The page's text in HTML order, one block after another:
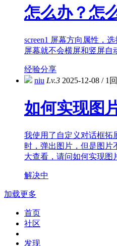
怎么办？怎
screen1 屏幕方向属性，
屏幕就不会横屏和竖屏自
经验分享
niu Lv.3 2025-12-08 /1
如何实现图
我使用了自定义对话框拓
时，弹出图片，但是图片
大查看，请问如何实现图
解决中
加载更多
首页
社区
发现